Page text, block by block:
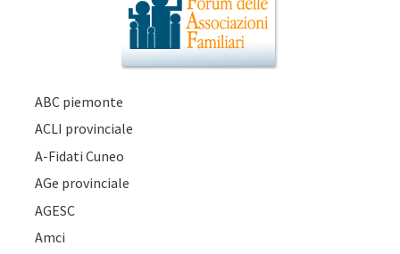
ABC piemonte
ACLI provinciale
A-Fidati Cuneo
AGe provinciale
AGESC
Amci